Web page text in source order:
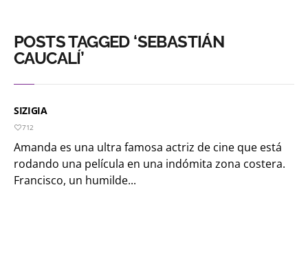
POSTS TAGGED ‘SEBASTIÁN
CAUCALÍ’
SIZIGIA
712
Amanda es una ultra famosa actriz de cine que está
rodando una película en una indómita zona costera.
Francisco, un humilde...